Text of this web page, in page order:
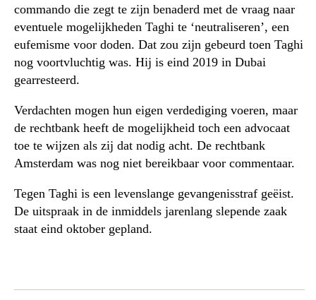
commando die zegt te zijn benaderd met de vraag naar
eventuele mogelijkheden Taghi te ‘neutraliseren’, een
eufemisme voor doden. Dat zou zijn gebeurd toen Taghi
nog voortvluchtig was. Hij is eind 2019 in Dubai
gearresteerd.
Verdachten mogen hun eigen verdediging voeren, maar
de rechtbank heeft de mogelijkheid toch een advocaat
toe te wijzen als zij dat nodig acht. De rechtbank
Amsterdam was nog niet bereikbaar voor commentaar.
Tegen Taghi is een levenslange gevangenisstraf geëist.
De uitspraak in de inmiddels jarenlang slepende zaak
staat eind oktober gepland.